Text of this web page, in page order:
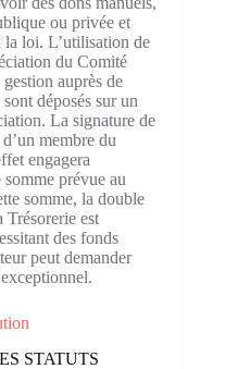
ou privée et
la loi. L’utilisation de
du Comité
auprès de
déposés sur un
La signature de
membre du
engagera
prévue au
somme, la double
Trésorerie est
des fonds
peut demander
STATUTS